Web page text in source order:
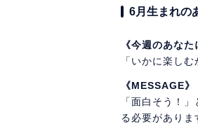
6月生まれの
《今週のあなた
「いかに楽し
《MESSAGE》
「面白そう！
る必要があり